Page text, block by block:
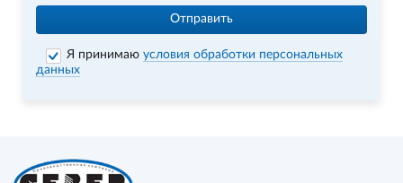
Отправить
Я принимаюусловия обработки персональных
данных